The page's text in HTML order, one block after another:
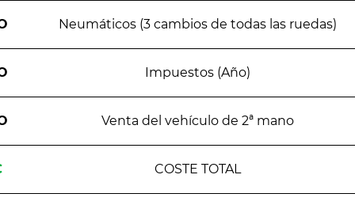
Neumáticos (3 cambios de todas las ruedas)
Impuestos (Año)
Venta del vehículo de 2ª mano
COSTE TOTAL